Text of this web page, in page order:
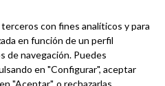
lo que hace cada día
BUSCAR
con fines analíticos y para
en función de un perfil
de navegación. Puedes
en "Configurar", aceptar
"Aceptar", o rechazarlas